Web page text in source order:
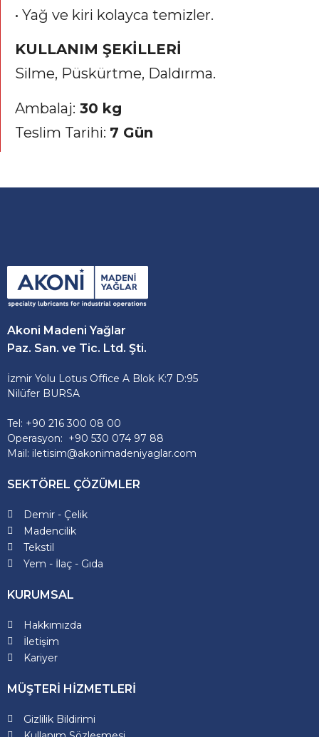
• Yağ ve kiri kolayca temizler.
KULLANIM ŞEKİLLERİ
Silme, Püskürtme, Daldırma.
Ambalaj: 30 kg
Teslim Tarihi: 7 Gün
Akoni Madeni Yağlar
Paz. San. ve Tic. Ltd. Şti.
İzmir Yolu Lotus Office A Blok K:7 D:95
Nilüfer BURSA
Tel: +90 216 300 08 00
Operasyon: +90 530 074 97 88
Mail: iletisim@akonimadeniyaglar.com
SEKTÖREL ÇÖZÜMLER
Demir - Çelik
Madencilik
Tekstil
Yem - İlaç - Gıda
KURUMSAL
Hakkımızda
İletişim
Kariyer
MÜŞTERİ HİZMETLERİ
Gizlilik Bildirimi